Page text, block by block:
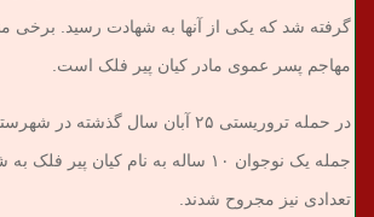
گرفته شد که یکی از آنها به شهادت رسید. برخی
مهاجم پسر عموی مادر کیان پیر فلک است.
در حمله تروریستی ۲۵ آبان سال گذشته
جمله یک نوجوان ۱۰ ساله به نام کیان پیر
تعدادی نیز مجروح شدند.